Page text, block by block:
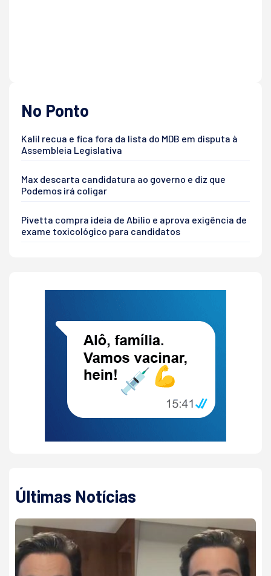
No Ponto
Kalil recua e fica fora da lista do MDB em disputa à
Assembleia Legislativa
Max descarta candidatura ao governo e diz que
Podemos irá coligar
Pivetta compra ideia de Abilio e aprova exigência de
exame toxicológico para candidatos
Últimas Notícias